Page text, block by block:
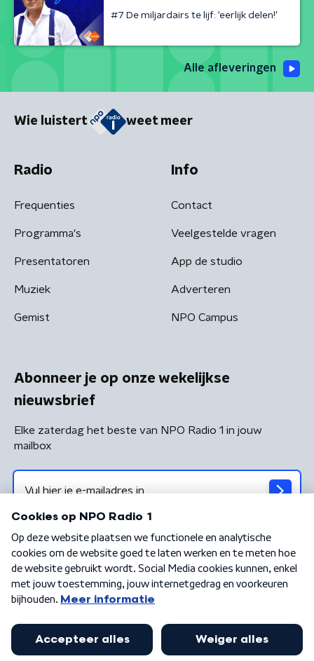
#7 De miljardairs te lijf: ‘eerlijk delen!’
Alle afleveringen
Wie luistert weet meer
Radio
Frequenties
Programma's
Presentatoren
Muziek
Gemist
Info
Contact
Veelgestelde vragen
App de studio
Adverteren
NPO Campus
Abonneer je op onze wekelijkse
nieuwsbrief
Elke zaterdag het beste van NPO Radio 1 in jouw
mailbox
Algemene voorwaarden